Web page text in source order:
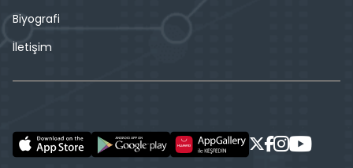
Biyografi
İletişim